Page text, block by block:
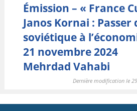
LE LABORATOIRE
MEMBRES
EQUIPE
Émission – « France
Janos Kornai : Passer
soviétique à
21 novembre 2024
Mehrdad Vahabi
Dernière modification le